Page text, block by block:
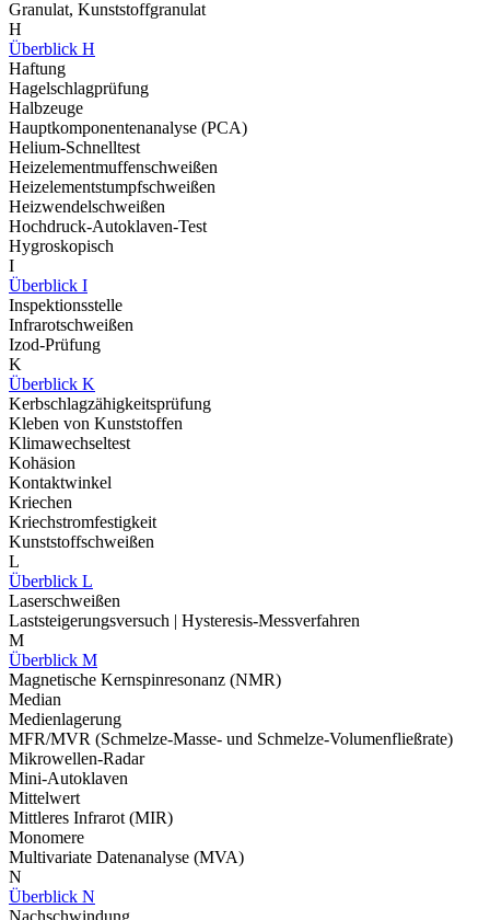
Granulat, Kunststoffgranulat
H
Überblick H
Haftung
Hagelschlagprüfung
Halbzeuge
Hauptkomponentenanalyse (PCA)
Helium-Schnelltest
Heizelementmuffenschweißen
Heizelementstumpfschweißen
Heizwendelschweißen
Hochdruck-Autoklaven-Test
Hygroskopisch
I
Überblick I
Inspektionsstelle
Infrarotschweißen
Izod-Prüfung
K
Überblick K
Kerbschlagzähigkeitsprüfung
Kleben von Kunststoffen
Klimawechseltest
Kohäsion
Kontaktwinkel
Kriechen
Kriechstromfestigkeit
Kunststoffschweißen
L
Überblick L
Laserschweißen
Laststeigerungsversuch | Hysteresis-Messverfahren
M
Überblick M
Magnetische Kernspinresonanz (NMR)
Median
Medienlagerung
MFR/MVR (Schmelze-Masse- und Schmelze-Volumenfließrate)
Mikrowellen-Radar
Mini-Autoklaven
Mittelwert
Mittleres Infrarot (MIR)
Monomere
Multivariate Datenanalyse (MVA)
N
Überblick N
Nachschwindung